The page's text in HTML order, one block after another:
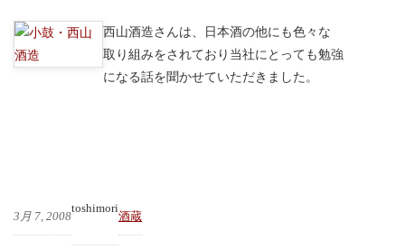
西山酒造さんは、日本酒の他にも色々な
取り組みをされており当社にとっても勉強
になる話を聞かせていただきました。
3月 7, 2008
toshimori
酒蔵